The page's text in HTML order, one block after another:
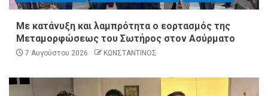
Με κατάνυξη και λαμπρότητα ο εορτασμός της
Μεταμορφώσεως του Σωτήρος στον Ασύρματο
7 Αυγούστου 2026 ΚΩΝΣΤΑΝΤΙΝΟΣ